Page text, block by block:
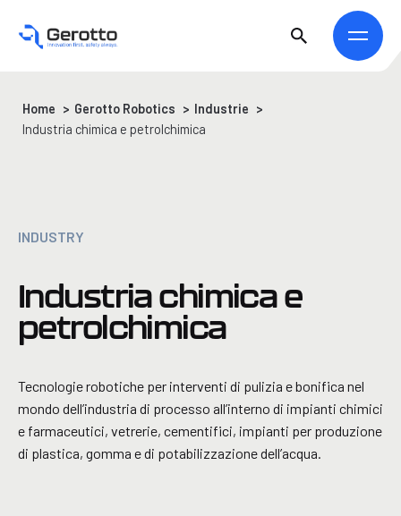
Home > Gerotto Robotics > Industrie >
Industria chimica e petrolchimica
INDUSTRY
Industria chimica e
petrolchimica
Tecnologie robotiche per interventi di pulizia e bonifica nel
mondo dell’industria di processo all’interno di impianti chimici
e farmaceutici, vetrerie, cementifici, impianti per produzione
di plastica, gomma e di potabilizzazione dell’acqua.